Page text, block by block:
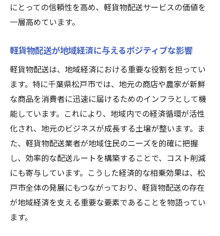
進化
松戸市の軽貨物配送地域密着で迅速なサービス
地域密着型サービスが生む迅速な配送シス
テム
松戸市の交通網を活かした効率的な配送ル
ート
顧客満足度を高める小回りの利くサービス
松戸市での季節イベントに対応した配送
地域特有の物流課題を解決する方法
地域密着型配送で作る持続可能な社会
軽貨物が支える松戸市の暮らし地域社会への貢
献とは
にとっての信頼性を高め、軽貨物配送サービスの価値を
一層高めています。
軽貨物配送が地域経済に与えるポジティブな影響
軽貨物配送は、地域経済における重要な役割を担ってい
ます。特に千葉県松戸市では、地元の商店や農家が新鮮
な商品を消費者に迅速に届けるためのインフラとして機
能しています。これにより、地域内での経済循環が活性
化され、地元のビジネスが成長する土壌が整います。ま
た、軽貨物配送業者が地域住民のニーズを的確に把握
し、効率的な配送ルートを構築することで、コスト削減
にも寄与しています。こうした経済的な相乗効果は、松
戸市全体の発展にもつながっており、軽貨物配送の存在
が地域経済を支える重要な要素であることを物語ってい
ます。